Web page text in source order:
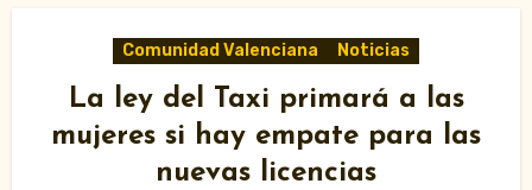
Comunidad Valenciana Noticias
La ley del Taxi primará a las
mujeres si hay empate para las
nuevas licencias